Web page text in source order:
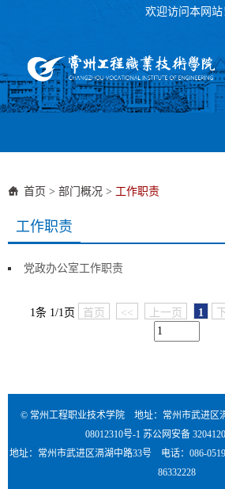
欢迎访问本网站
首页 > 部门概况 > 工作职责
工作职责
党政办公室工作职责
1条 1/1页 首页 << 上一页 1
© 常州工程职业技术学院 地址：常州市武进
08012310号-1 苏公网安备
地址：常州市武进区滆湖中路33号 电话：086-
86332228